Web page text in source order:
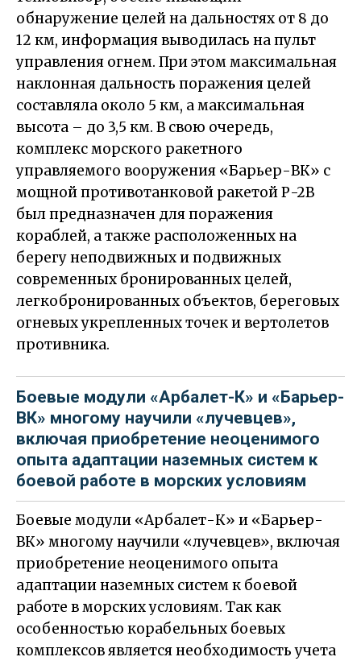
обнаружение целей на дальностях от 8 до
12 км, информация выводилась на пульт
управления огнем. При этом максимальная
наклонная дальность поражения целей
составляла около 5 км, а максимальная
высота – до 3,5 км. В свою очередь,
комплекс морского ракетного
управляемого вооружения «Барьер-ВК» с
мощной противотанковой ракетой Р-2В
был предназначен для поражения
кораблей, а также расположенных на
берегу неподвижных и подвижных
современных бронированных целей,
легкобронированных объектов, береговых
огневых укрепленных точек и вертолетов
противника.
Боевые модули «Арбалет-К» и «Барьер-
ВК» многому научили «лучевцев»,
включая приобретение неоценимого
опыта адаптации наземных систем к
боевой работе в морских условиям
Боевые модули «Арбалет-К» и «Барьер-
ВК» многому научили «лучевцев», включая
приобретение неоценимого опыта
адаптации наземных систем к боевой
работе в морских условиям. Так как
особенностью корабельных боевых
комплексов является необходимость учета